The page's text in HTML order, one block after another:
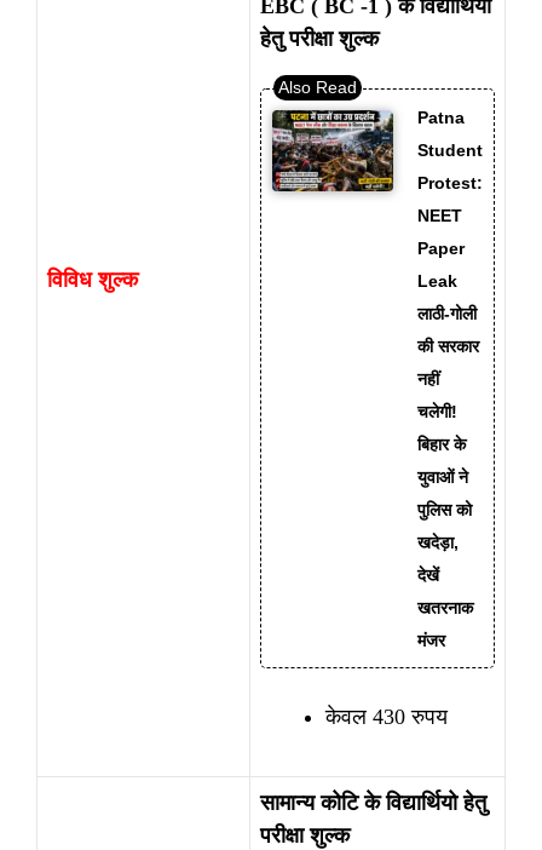
विविध शुल्क
EBC ( BC -1 ) के विद्यार्थियो
हेतु परीक्षा शुल्क
Patna
Student
Protest:
NEET
Paper
Leak
लाठी-गोली
की सरकार
नहीं
चलेगी!
बिहार के
युवाओं ने
पुलिस को
खदेड़ा,
देखें
खतरनाक
मंजर
केवल 430 रुपय
सामान्य कोटि के विद्यार्थियो हेतु
परीक्षा शुल्क